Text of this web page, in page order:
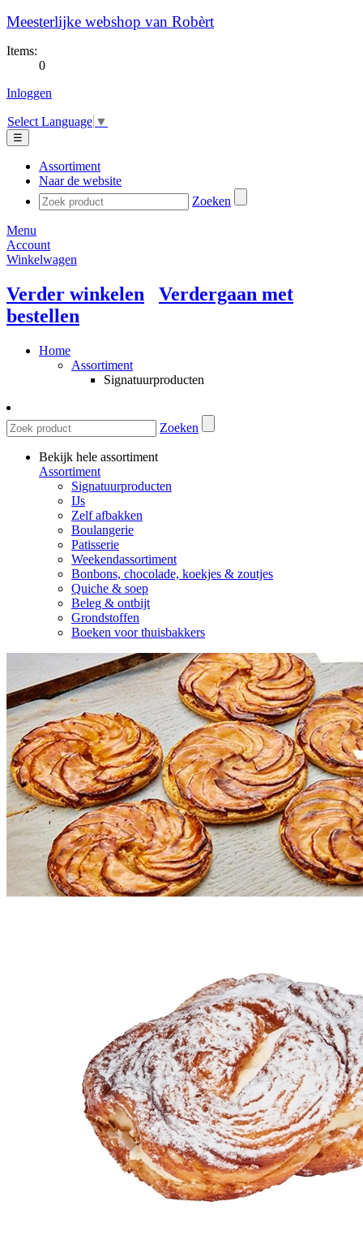
Meesterlijke webshop van Robèrt
Items:
0
Inloggen
Select Language ▼
☰
Assortiment
Naar de website
Zoeken
Menu
Account
Winkelwagen
Verder winkelen
Verdergaan met
bestellen
Home
Assortiment
Signatuurproducten
Zoeken
Bekijk hele assortiment
Assortiment
Signatuurproducten
IJs
Zelf afbakken
Boulangerie
Patisserie
Weekendassortiment
Bonbons, chocolade, koekjes & zoutjes
Quiche & soep
Beleg & ontbijt
Grondstoffen
Boeken voor thuisbakkers